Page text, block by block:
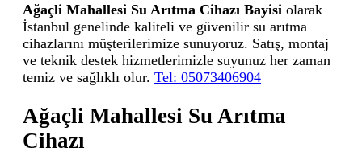
Ağaçli Mahallesi Su Arıtma Cihazı Bayisi olarak
İstanbul genelinde kaliteli ve güvenilir su arıtma
cihazlarını müşterilerimize sunuyoruz. Satış, montaj
ve teknik destek hizmetlerimizle suyunuz her zaman
temiz ve sağlıklı olur. Tel: 05073406904
Ağaçli Mahallesi Su Arıtma
Cihazı